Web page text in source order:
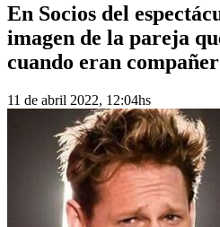
En Socios del
imagen de la pareja
cuando eran
11 de abril 2022, 12:04hs